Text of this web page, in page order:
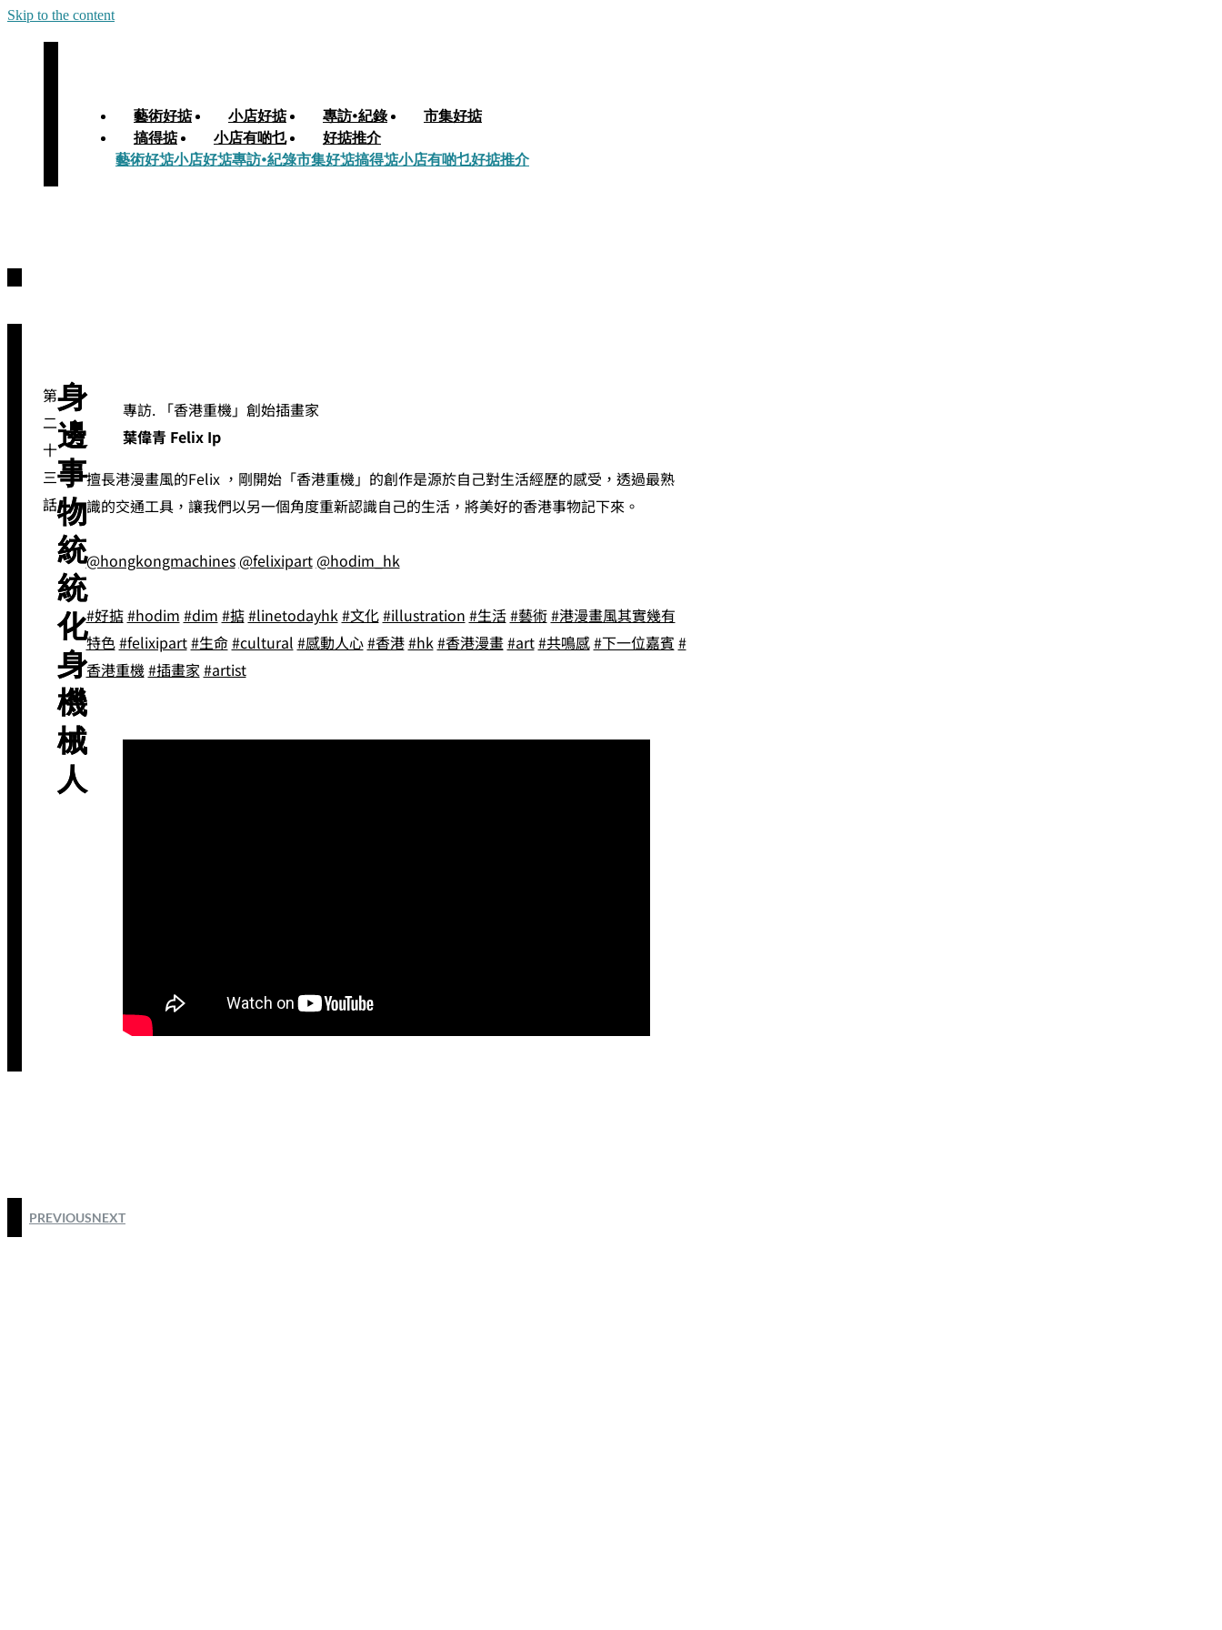
Skip to the content
藝術好掂 小店好掂 專訪•紀錄
市集好掂
搞得掂
小店有啲乜
好掂推介
藝術好掂小店好掂專訪•紀錄市集好掂搞得掂小店有啲乜好掂推介
第
二
十
三
話
身
邊
事
物
統
統
化
身
機
械
人
專訪. 「香港重機」創始插畫家
葉偉青 Felix Ip
擅長港漫畫風的Felix ，剛開始「香港重機」的創作是源於自己對生活經歷的感受，透過最熟
識的交通工具，讓我們以另一個角度重新認識自己的生活，將美好的香港事物記下來。
@hongkongmachines @felixipart @hodim_hk
#好掂#hodim #dim #掂#linetodayhk#文化#illustration #生活#藝術#港漫畫風其實幾有
特色#felixipart#生命#cultural #感動人心#香港#hk#香港漫畫#art#共鳴感#下一位嘉賓 #
香港重機#插畫家#artist
PREVIOUSNEXT